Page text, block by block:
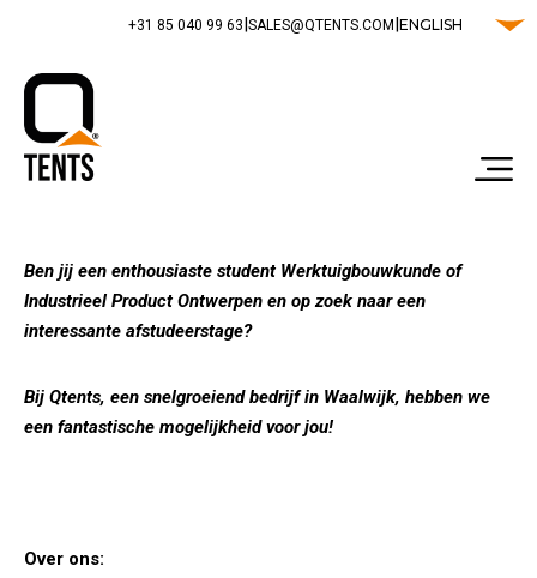
‭+31 85 040 99 63‬|SALES@QTENTS.COM |ENGLISH
Ben jij een enthousiaste student Werktuigbouwkunde of
Industrieel Product Ontwerpen en op zoek naar een
interessante afstudeerstage?
Bij Qtents, een snelgroeiend bedrijf in Waalwijk, hebben we
een fantastische mogelijkheid voor jou!
Over ons: